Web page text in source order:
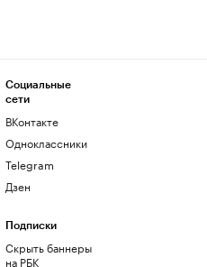
Социальные
сети
ВКонтакте
Одноклассники
Telegram
Дзен
Подписки
Скрыть баннеры
на РБК